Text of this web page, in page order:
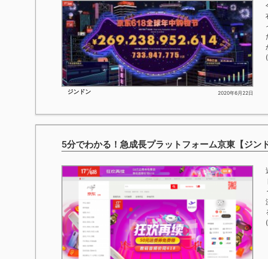
ジンドン 2020年6月22日
(
5分でわかる！急成長プラットフォーム京東【ジンド
(